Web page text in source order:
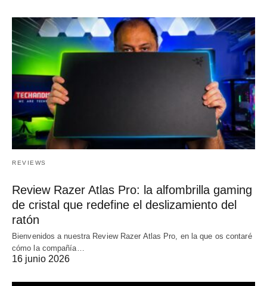
REVIEWS
Review Razer Atlas Pro: la alfombrilla gaming
de cristal que redefine el deslizamiento del
ratón
Bienvenidos a nuestra Review Razer Atlas Pro, en la que os contaré
cómo la compañía…
16 junio 2026